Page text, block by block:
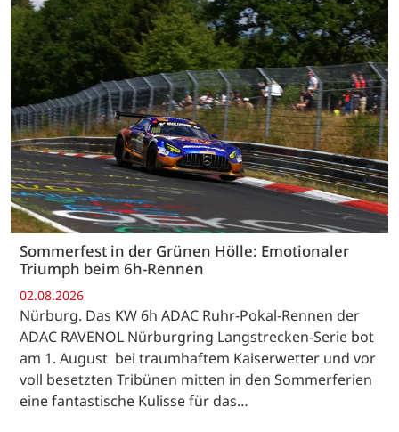
Sommerfest in der Grünen Hölle: Emotionaler
Triumph beim 6h-Rennen
02.08.2026
Nürburg. Das KW 6h ADAC Ruhr-Pokal-Rennen der
ADAC RAVENOL Nürburgring Langstrecken-Serie bot
am 1. August bei traumhaftem Kaiserwetter und vor
voll besetzten Tribünen mitten in den Sommerferien
eine fantastische Kulisse für das…